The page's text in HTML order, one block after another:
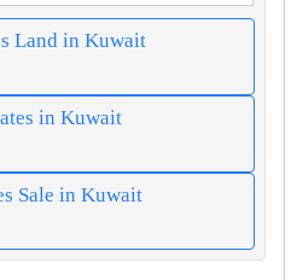
Land in Kuwait
in Kuwait
Sale in Kuwait